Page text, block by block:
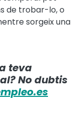
de trobar-lo, o
sorgeix una
teva
No dubtis